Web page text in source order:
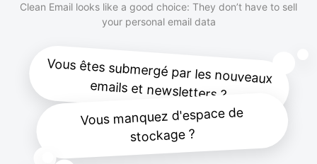
Clean Email looks like a good choice: They don’t have to sell
your personal email data
Vous êtes submergé par les nouveaux
emails et newsletters ?
Vous manquez d'espace de
stockage ?